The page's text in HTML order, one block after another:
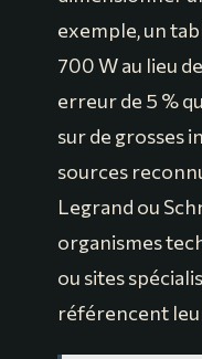
exemple, un
700 W au lieu
erreur de 5 %
sur de grosses
sources
Legrand ou
organismes
ou sites
référencent